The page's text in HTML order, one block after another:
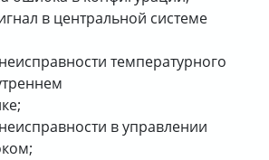
в центральной системе
температурного
в управлении